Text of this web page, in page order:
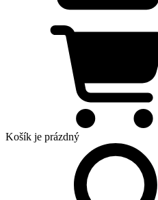
Košík je prázdný